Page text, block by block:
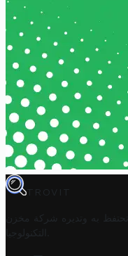
TROVIT
به وتديره
شركة مخزن
التكنولوجيا